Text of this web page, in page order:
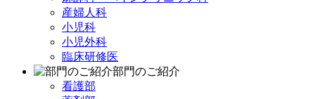
産婦人科
小児科
小児外科
臨床研修医
部門のご紹介
看護部